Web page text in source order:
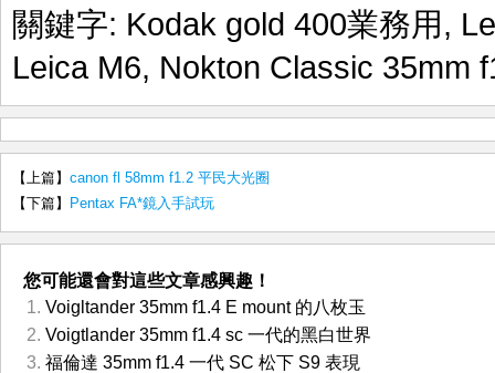
關鍵字: Kodak gold 400業務用 ,
Leica M6, Nokton Classic 35mm
【上篇】 canon fl 58mm f1.2 平民大光圈
【下篇】
Pentax FA*鏡入手試玩
您可能還會對這些文章感興趣！
Voigltander 35mm f1.4 E mount 的八枚玉
Voigtlander 35mm f1.4 sc 一代的黑白世界
福倫達 35mm f1.4 一代 SC 松下 S9 表現